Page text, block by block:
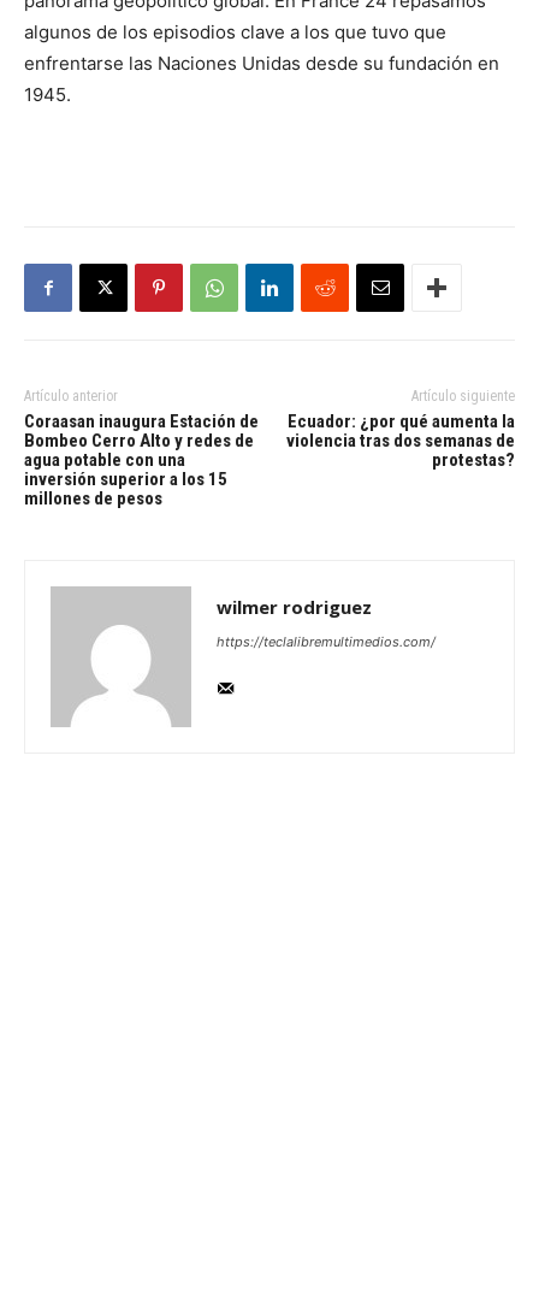
algunos de los episodios clave a los que tuvo que
enfrentarse las Naciones Unidas desde su fundación en
1945.
Artículo anterior
Coraasan inaugura Estación de
Bombeo Cerro Alto y redes de
agua potable con una
inversión superior a los 15
millones de pesos
Artículo siguiente
Ecuador: ¿por qué aumenta la
violencia tras dos semanas de
protestas?
wilmer rodriguez
https://teclalibremultimedios.com/